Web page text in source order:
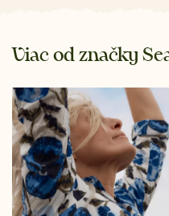
Viac od značky